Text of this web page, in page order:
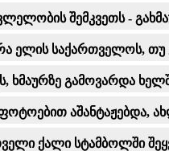
შემკვეთს -
ელის საქართველოს, თუ
ხმაურზე გამოვარდა
აშანტაჟებდა,
ქალი სტამბოლში